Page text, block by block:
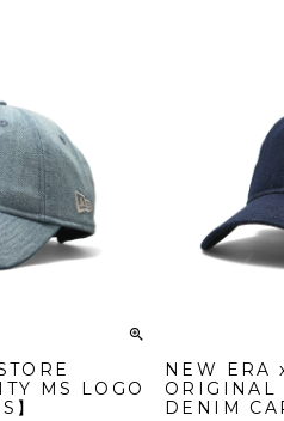
MS LOGO
】
NEW ERA
ORIGINAL
DENIM